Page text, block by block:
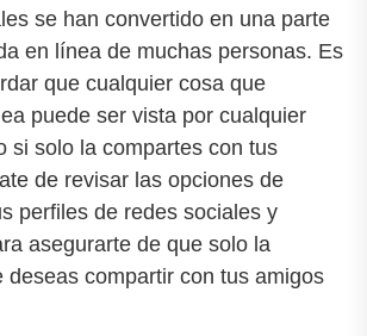
se han convertido en una parte
en línea de muchas personas. Es
que cualquier cosa que
puede ser vista por cualquier
si solo la compartes con tus
de revisar las opciones de
perfiles de redes sociales y
asegurarte de que solo la
deseas compartir con tus amigos